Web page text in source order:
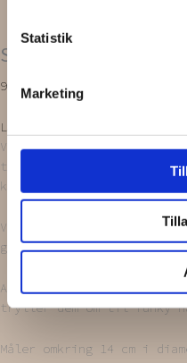
Statistik
Marketing
SCRUNCHIE |
99,00kr.
Læg i kurv
Vores ’Scrunchies’
tekstiler. Alt er
kærlighed!
Vores tekstiler bliver
genbrugsbutikker.
Alt bliver vasket i
tryller dem om til funky
Måler omkring 14 cm i